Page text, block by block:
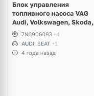
Блок управления
топливного насоса VAG
Audi, Volkswagen, Skoda,
Seat7N0906093 +4
AUDI, SEAT +1
4 года назад